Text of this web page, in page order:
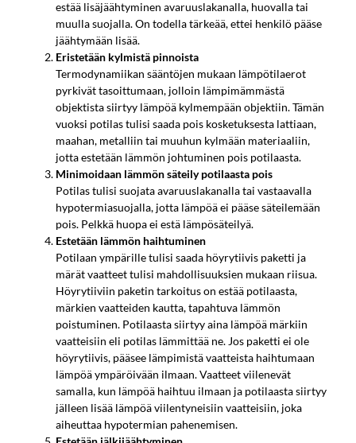
estää lisäjäähtyminen avaruuslakanalla, huovalla tai
muulla suojalla. On todella tärkeää, ettei henkilö pääse
jäähtymään lisää.
Eristetään kylmistä pinnoista
Termodynamiikan sääntöjen mukaan lämpötilaerot
pyrkivät tasoittumaan, jolloin lämpimämmästä
objektista siirtyy lämpöä kylmempään objektiin. Tämän
vuoksi potilas tulisi saada pois kosketuksesta lattiaan,
maahan, metalliin tai muuhun kylmään materiaaliin,
jotta estetään lämmön johtuminen pois potilaasta.
Minimoidaan lämmön säteily potilaasta pois
Potilas tulisi suojata avaruuslakanalla tai vastaavalla
hypotermiasuojalla, jotta lämpöä ei pääse säteilemään
pois. Pelkkä huopa ei estä lämpösäteilyä.
Estetään lämmön haihtuminen
Potilaan ympärille tulisi saada höyrytiivis paketti ja
märät vaatteet tulisi mahdollisuuksien mukaan riisua.
Höyrytiiviin paketin tarkoitus on estää potilaasta,
märkien vaatteiden kautta, tapahtuva lämmön
poistuminen. Potilaasta siirtyy aina lämpöä märkiin
vaatteisiin eli potilas lämmittää ne. Jos paketti ei ole
höyrytiivis, pääsee lämpimistä vaatteista haihtumaan
lämpöä ympäröivään ilmaan. Vaatteet viilenevät
samalla, kun lämpöä haihtuu ilmaan ja potilaasta siirtyy
jälleen lisää lämpöä viilentyneisiin vaatteisiin, joka
aiheuttaa hypotermian pahenemisen.